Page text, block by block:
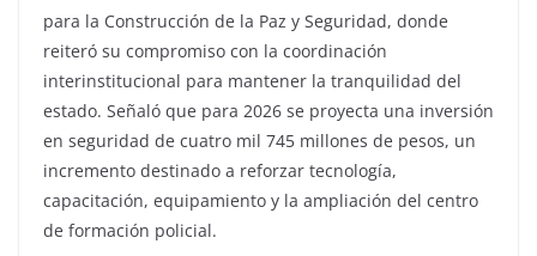
para la Construcción de la Paz y Seguridad, donde
reiteró su compromiso con la coordinación
interinstitucional para mantener la tranquilidad del
estado. Señaló que para 2026 se proyecta una inversión
en seguridad de cuatro mil 745 millones de pesos, un
incremento destinado a reforzar tecnología,
capacitación, equipamiento y la ampliación del centro
de formación policial.